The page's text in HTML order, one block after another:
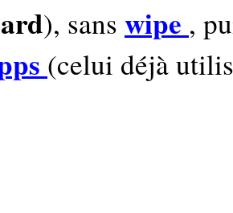
), sans wipe ,
(celui déjà